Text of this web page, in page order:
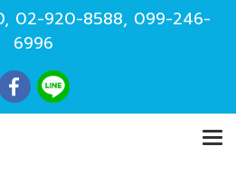
, 02-920-8588, 099-246-
6996